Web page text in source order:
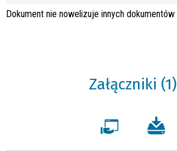
Dokument nie nowelizuje innych dokumentów
Załączniki (1)